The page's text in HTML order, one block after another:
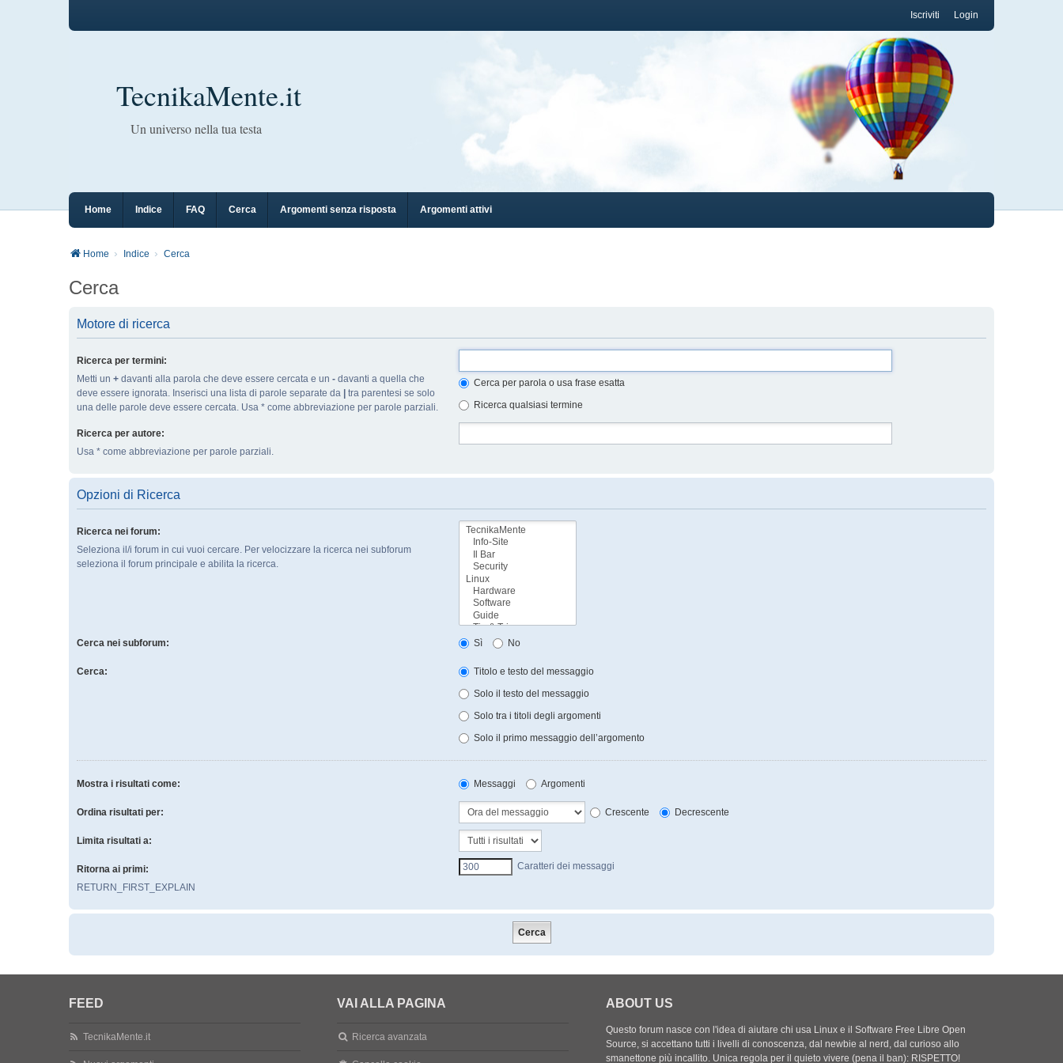
Login
Iscriviti
TecnikaMente.it
Un universo nella tua testa
Home Indice FAQ Cerca Argomenti senza risposta Argomenti attivi
Home Indice Cerca
Cerca
Motore di ricerca
Ricerca per termini:
Metti un + davanti alla parola che deve essere cercata e un - davanti a quella che
deve essere ignorata. Inserisci una lista di parole separate da
tra parentesi se solo
una delle parole deve essere cercata. Usa * come abbreviazione per parole parziali.
Cerca per parola o usa frase esatta
Ricerca qualsiasi termine
Ricerca per autore:
Usa * come abbreviazione per parole parziali.
Opzioni di Ricerca
Ricerca nei forum:
Seleziona il/i forum in cui vuoi cercare. Per velocizzare la ricerca nei subforum
seleziona il forum principale e abilita la ricerca.
Cerca nei subforum: Sì No
Cerca:
Titolo e testo del messaggio
Solo il testo del messaggio
Solo tra i titoli degli argomenti
Solo il primo messaggio dell’argomento
Mostra i risultati come: Messaggi Argomenti
Ordina risultati per: Crescente Decrescente
Limita risultati a:
Ritorna ai primi:
RETURN_FIRST_EXPLAIN
Caratteri dei messaggi
FEED
TecnikaMente.it
VAI ALLA PAGINA
Ricerca avanzata
ABOUT US
Questo forum nasce con l'idea di aiutare chi usa Linux e il Software Free Libre Open
Source, si accettano tutti i livelli di conoscenza, dal newbie al nerd, dal curioso allo
smanettone più incallito. Unica regola per il quieto vivere (pena il ban): RISPETTO!